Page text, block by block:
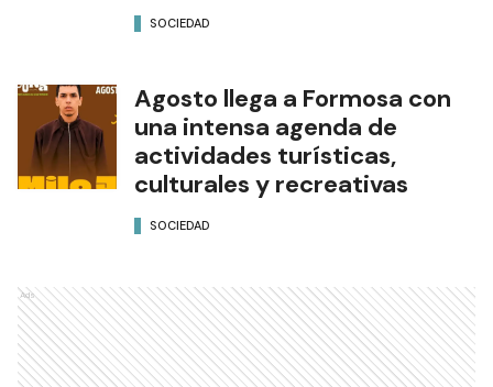
SOCIEDAD
Agosto llega a Formosa con
una intensa agenda de
actividades turísticas,
culturales y recreativas
SOCIEDAD
Ads